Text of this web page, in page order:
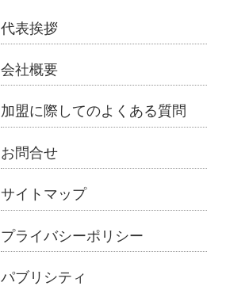
代表挨拶
会社概要
加盟に際してのよくある質問
お問合せ
サイトマップ
プライバシーポリシー
パブリシティ